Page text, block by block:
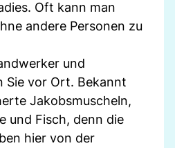
Oft kann man
andere Personen zu
und
Sie vor Ort. Bekannt
Jakobsmuscheln,
und Fisch, denn die
hier von der